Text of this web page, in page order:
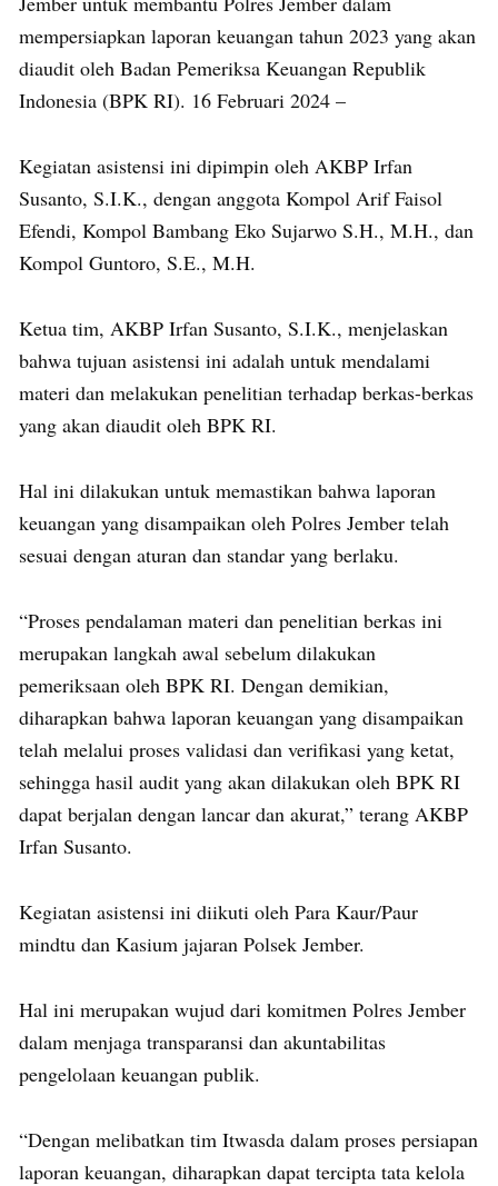
mempersiapkan laporan keuangan tahun 2023 yang akan
diaudit oleh Badan Pemeriksa Keuangan Republik
Indonesia (BPK RI). 16 Februari 2024 –
Kegiatan asistensi ini dipimpin oleh AKBP Irfan
Susanto, S.I.K., dengan anggota Kompol Arif Faisol
Efendi, Kompol Bambang Eko Sujarwo S.H., M.H., dan
Kompol Guntoro, S.E., M.H.
Ketua tim, AKBP Irfan Susanto, S.I.K., menjelaskan
bahwa tujuan asistensi ini adalah untuk mendalami
materi dan melakukan penelitian terhadap berkas-berkas
yang akan diaudit oleh BPK RI.
Hal ini dilakukan untuk memastikan bahwa laporan
keuangan yang disampaikan oleh Polres Jember telah
sesuai dengan aturan dan standar yang berlaku.
“Proses pendalaman materi dan penelitian berkas ini
merupakan langkah awal sebelum dilakukan
pemeriksaan oleh BPK RI. Dengan demikian,
diharapkan bahwa laporan keuangan yang disampaikan
telah melalui proses validasi dan verifikasi yang ketat,
sehingga hasil audit yang akan dilakukan oleh BPK RI
dapat berjalan dengan lancar dan akurat,” terang AKBP
Irfan Susanto.
Kegiatan asistensi ini diikuti oleh Para Kaur/Paur
mindtu dan Kasium jajaran Polsek Jember.
Hal ini merupakan wujud dari komitmen Polres Jember
dalam menjaga transparansi dan akuntabilitas
pengelolaan keuangan publik.
“Dengan melibatkan tim Itwasda dalam proses persiapan
laporan keuangan, diharapkan dapat tercipta tata kelola